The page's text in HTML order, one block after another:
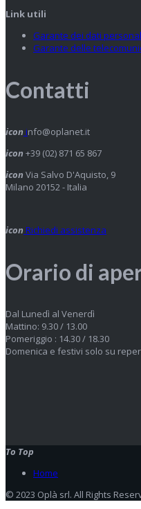
Link utili
Garante dei dati
Garante delle
Contatti
icon info@oplanet.it
icon +39 (02) 871 65 867
icon Via Salvo D'Aquisto, 9
Milano 20152 - Italia
icon Richiedi assistenza
Orario di
Dal Lunedì al Venerdì
Mattino: 9.30 / 13.00
Pomeriggio : 14.30 / 18.30
Domenica e festivi solo su
To Top
Home
© 2023 Oplà srl. All Rights